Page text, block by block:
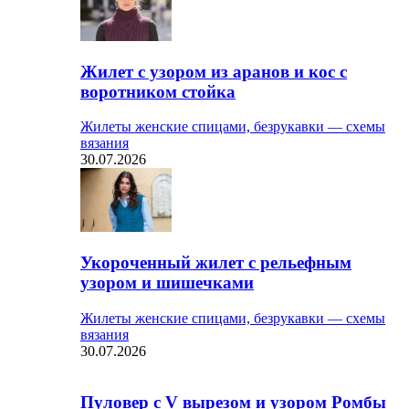
Жилет с узором из аранов и кос с
воротником стойка
Жилеты женские спицами, безрукавки — схемы
вязания
30.07.2026
Укороченный жилет с рельефным
узором и шишечками
Жилеты женские спицами, безрукавки — схемы
вязания
30.07.2026
Пуловер с V вырезом и узором Ромбы